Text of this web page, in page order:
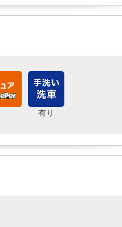
有り